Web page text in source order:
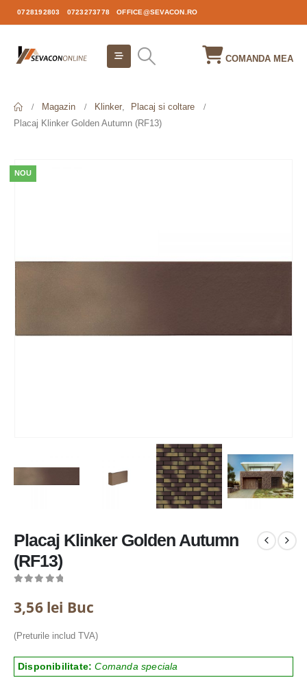
0728192803 0723273778 OFFICE@SEVACON.RO
COMANDA MEA
Magazin Klinker,
Placaj si coltare
Placaj Klinker Golden Autumn (RF13)
NOU
Placaj Klinker Golden Autumn
(RF13)
3,56 lei Buc
(Preturile includ TVA)
Disponibilitate:Comanda speciala